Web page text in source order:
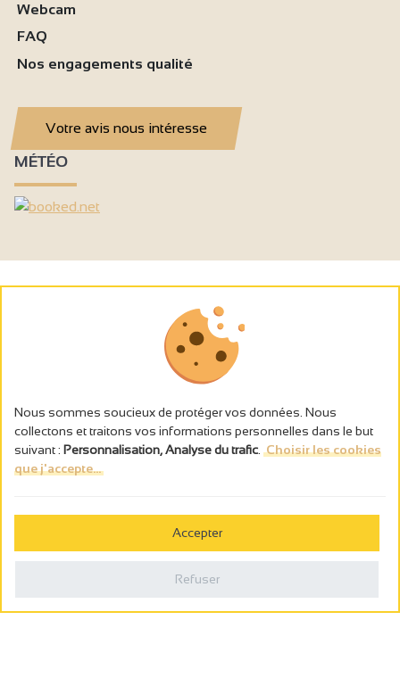
Webcam
FAQ
Nos engagements qualité
Votre avis nous intéresse
MÉTÉO
L’abus d’alcool est dangereux pour la santé, à consommer avec
Politique de confidentialité
Nous sommes soucieux de protéger vos données. Nous
collectons et traitons vos informations personnelles dans le but
suivant : Personnalisation, Analyse du trafic Choisir les cookies
que j'accepte...
Accepter
Refuser